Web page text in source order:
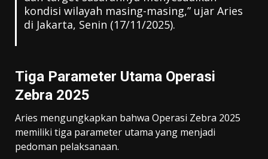
kondisi wilayah masing-masing,” ujar Aries
di Jakarta, Senin (17/11/2025).
Tiga Parameter Utama Operasi
Zebra 2025
Aries mengungkapkan bahwa Operasi Zebra 2025
memiliki tiga parameter utama yang menjadi
pedoman pelaksanaan.